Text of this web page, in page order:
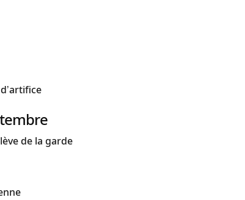
de la garde